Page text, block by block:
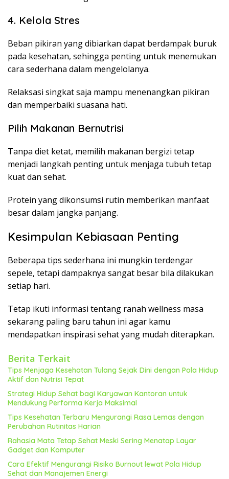
4. Kelola Stres
Beban pikiran yang dibiarkan dapat berdampak buruk
pada kesehatan, sehingga penting untuk menemukan
cara sederhana dalam mengelolanya.
Relaksasi singkat saja mampu menenangkan pikiran
dan memperbaiki suasana hati.
Pilih Makanan Bernutrisi
Tanpa diet ketat, memilih makanan bergizi tetap
menjadi langkah penting untuk menjaga tubuh tetap
kuat dan sehat.
Protein yang dikonsumsi rutin memberikan manfaat
besar dalam jangka panjang.
Kesimpulan Kebiasaan Penting
Beberapa tips sederhana ini mungkin terdengar
sepele, tetapi dampaknya sangat besar bila dilakukan
setiap hari.
Tetap ikuti informasi tentang ranah wellness masa
sekarang paling baru tahun ini agar kamu
mendapatkan inspirasi sehat yang mudah diterapkan.
Berita Terkait
Tips Menjaga Kesehatan Tulang Sejak Dini dengan Pola Hidup
Aktif dan Nutrisi Tepat
Strategi Hidup Sehat bagi Karyawan Kantoran untuk
Mendukung Performa Kerja Maksimal
Tips Kesehatan Terbaru Mengurangi Rasa Lemas dengan
Perubahan Rutinitas Harian
Rahasia Mata Tetap Sehat Meski Sering Menatap Layar
Gadget dan Komputer
Cara Efektif Mengurangi Risiko Burnout lewat Pola Hidup
Sehat dan Manajemen Energi